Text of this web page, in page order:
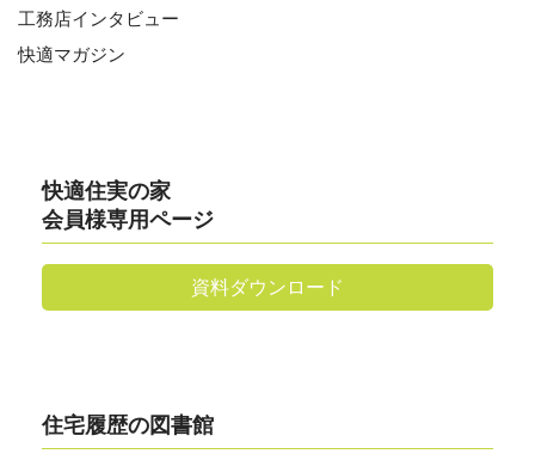
工務店インタビュー
快適マガジン
快適住実の家
会員様専用ページ
資料ダウンロード
住宅履歴の図書館